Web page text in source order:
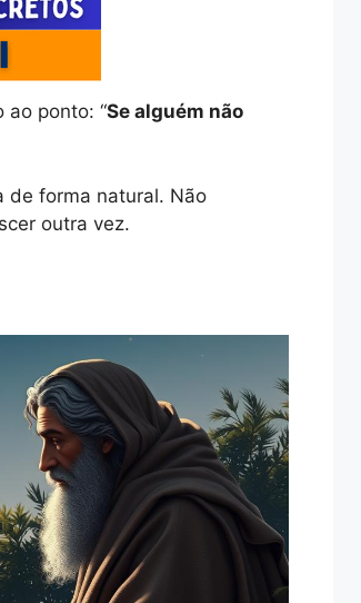
ao ponto: “Se alguém não
de forma natural. Não
outra vez.